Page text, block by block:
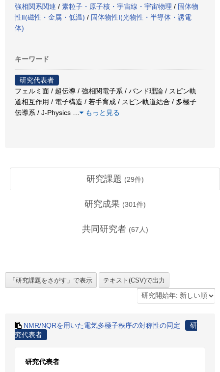
強相関系関連 / 素粒子・原子核・宇宙線・宇宙物理 / 固体物
性Ⅱ(磁性・金属・低温) / 固体物性Ⅰ(光物性・半導体・誘電
体)
キーワード
研究代表者
フェルミ面 / 超伝導 / 強相関電子系 / バンド理論 / スピン軌
道相互作用 / 電子構造 / 若手育成 / スピン軌道結合 / 多極子
伝導系 / J-Physics
もっと見る
研究課題 (29件)
研究成果 (301件)
共同研究者 (67 人)
NMR/NQRを用いた電気多極子秩序の対称性の同定
研
究代表者
研究代表者